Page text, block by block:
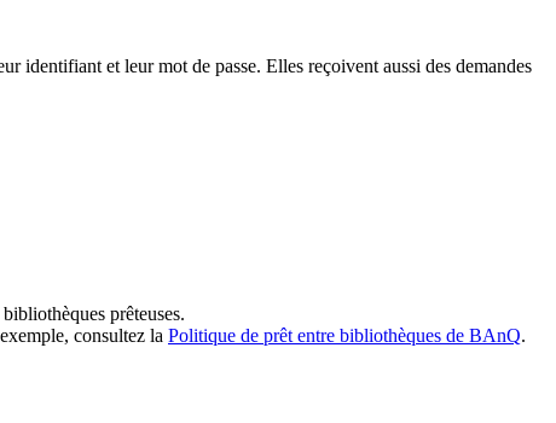
identifiant et leur mot de passe. Elles reçoivent aussi des demandes
prêteuses.
consultez la Politique de prêt entre bibliothèques de BAnQ.